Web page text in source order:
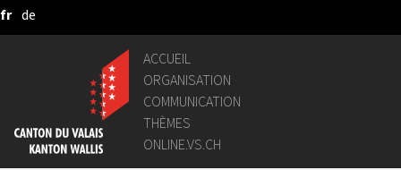
Saut au contenu principal
fr de
ACCUEIL
ORGANISATION
COMMUNICATION
THÈMES
ONLINE.VS.CH